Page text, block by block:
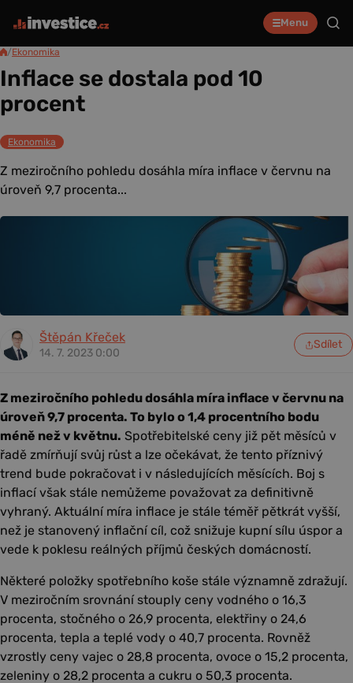
Menu
/Ekonomika
Inflace se dostala pod 10
procent
Ekonomika
Z meziročního pohledu dosáhla míra inflace v červnu na
úroveň 9,7 procenta...
Štěpán Křeček
14. 7. 2023 0:00
Sdílet
Z meziročního pohledu dosáhla míra inflace v červnu na
úroveň 9,7 procenta. To bylo o 1,4 procentního bodu
méně než v květnu. Spotřebitelské ceny již pět měsíců v
řadě zmírňují svůj růst a lze očekávat, že tento příznivý
trend bude pokračovat i v následujících měsících. Boj s
inflací však stále nemůžeme považovat za definitivně
vyhraný. Aktuální míra inflace je stále téměř pětkrát vyšší,
než je stanovený inflační cíl, což snižuje kupní sílu úspor a
vede k poklesu reálných příjmů českých domácností.
Některé položky spotřebního koše stále významně zdražují.
V meziročním srovnání stouply ceny vodného o 16,3
procenta, stočného o 26,9 procenta, elektřiny o 24,6
procenta, tepla a teplé vody o 40,7 procenta. Rovněž
vzrostly ceny vajec o 28,8 procenta, ovoce o 15,2 procenta,
zeleniny o 28,2 procenta a cukru o 50,3 procenta.